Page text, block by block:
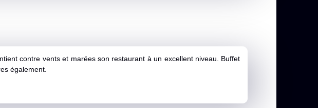
contre vents et marées son restaurant à un excellent niveau. Buffet
également.